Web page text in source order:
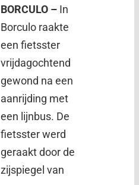
BORCULO – In
Borculo raakte
een fietsster
vrijdagochtend
gewond na een
aanrijding met
een lijnbus. De
fietsster werd
geraakt door de
zijspiegel van